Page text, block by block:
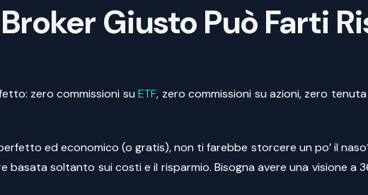
Giusto Può Farti
zero commissioni suETF, zero commissioni su azioni, zero
ed economico (o gratis), non ti farebbe storcere un po’ il
soltanto sui costi e il risparmio. Bisogna avere una visione a